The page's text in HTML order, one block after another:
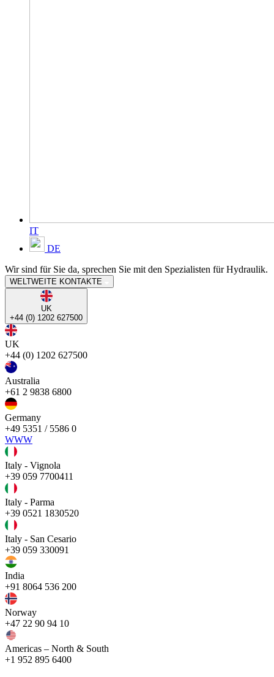
IT
DE
Wir sind für Sie da, sprechen Sie mit den Spezialisten für Hydraulik.
WELTWEITE KONTAKTE
UK
+44 (0) 1202 627500
UK
+44 (0) 1202 627500
Australia
+61 2 9838 6800
Germany
+49 5351 / 5586 0
WWW
Italy - Vignola
+39 059 7700411
Italy - Parma
+39 0521 1830520
Italy - San Cesario
+39 059 330091
India
+91 8064 536 200
Norway
+47 22 90 94 10
Americas – North & South
+1 952 895 6400